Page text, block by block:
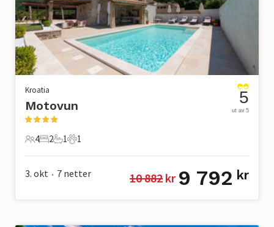
Kroatia
Motovun
4 Gjester
4
2 Soverom
2
1 Bad
1
1 Kjæledyr
1
5
ut av 5
3. okt • 7 netter 10 882 kr 9 792 kr